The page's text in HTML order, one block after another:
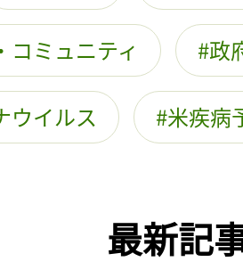
コミュニティ 政
ウイルス 米疾病
最新記